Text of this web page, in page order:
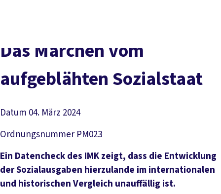
Das Märchen vom
aufgeblähten Sozialstaat
Datum 04. März 2024
Ordnungsnummer PM023
Ein Datencheck des IMK zeigt, dass die Entwicklung
der Sozialausgaben hierzulande im internationalen
und historischen Vergleich unauffällig ist.